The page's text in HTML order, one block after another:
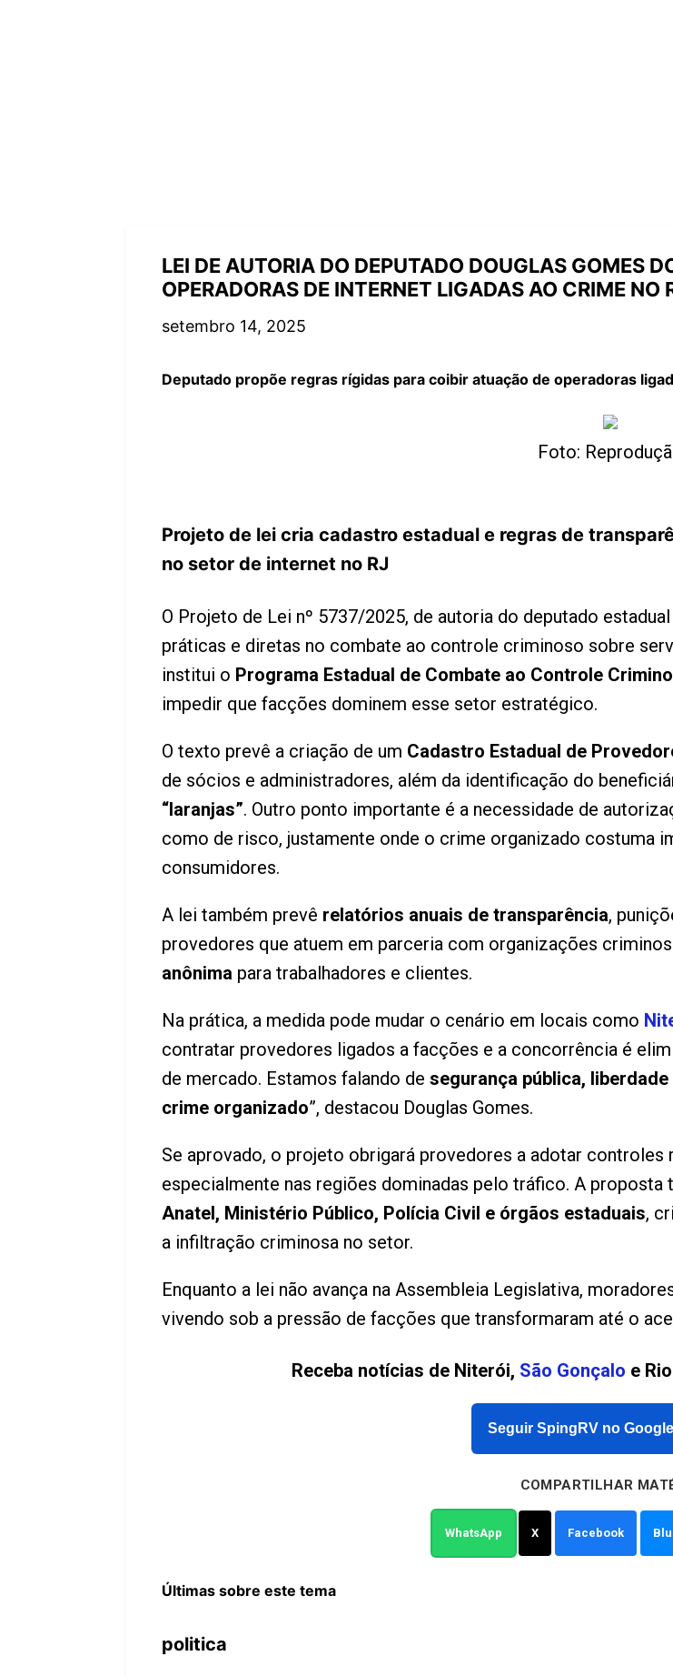
LEI DE AUTORIA DO DEPUTADO DOUGLAS GOMES
OPERADORAS DE INTERNET LIGADAS AO CRIME NO
setembro 14, 2025
Deputado propõe regras rígidas para coibir atuação de operadoras
Foto:
Projeto de lei cria cadastro estadual e regras de
no setor de internet no RJ
O Projeto de Lei nº 5737/2025, de autoria do deputado
práticas e diretas no combate ao controle criminoso sobre
institui o Programa Estadual de Combate ao Controle
impedir que facções dominem esse setor estratégico.
O texto prevê a criação de um Cadastro Estadual de
de sócios e administradores, além da identificação do
“laranjas”. Outro ponto importante é a necessidade de
como de risco, justamente onde o crime organizado costuma
consumidores.
A lei também prevê relatórios anuais de transparência,
provedores que atuem em parceria com organizações
anônima para trabalhadores e clientes.
Na prática, a medida pode mudar o cenário em locais como
contratar provedores ligados a facções e a concorrência é
de mercado. Estamos falando de segurança pública,
crime organizado”, destacou Douglas Gomes.
Se aprovado, o projeto obrigará provedores a adotar controles
especialmente nas regiões dominadas pelo tráfico. A proposta
Anatel, Ministério Público, Polícia Civil e órgãos estaduais,
a infiltração criminosa no setor.
Enquanto a lei não avança na Assembleia Legislativa,
vivendo sob a pressão de facções que transformaram até o
Receba notícias de Niterói, São Gonçalo e
Seguir SpingRV no
COMPARTILHAR
WhatsApp X Facebook
Últimas sobre este tema
politica